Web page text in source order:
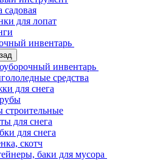
садовая
для лопат
инвентарь
инвентарь
средства
для снега
для снега
для снега
скотч
баки для мусора